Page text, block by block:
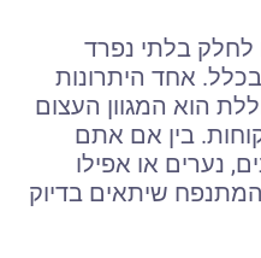
בלתי נפרד
אחד היתרונות
הוא המגוון העצום
בין אם אתם
נערים או אפילו
שיתאים בדיוק